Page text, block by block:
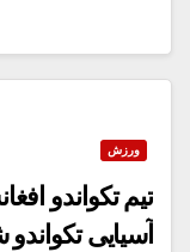
ورزش
تیم تکواندو
آسیایی